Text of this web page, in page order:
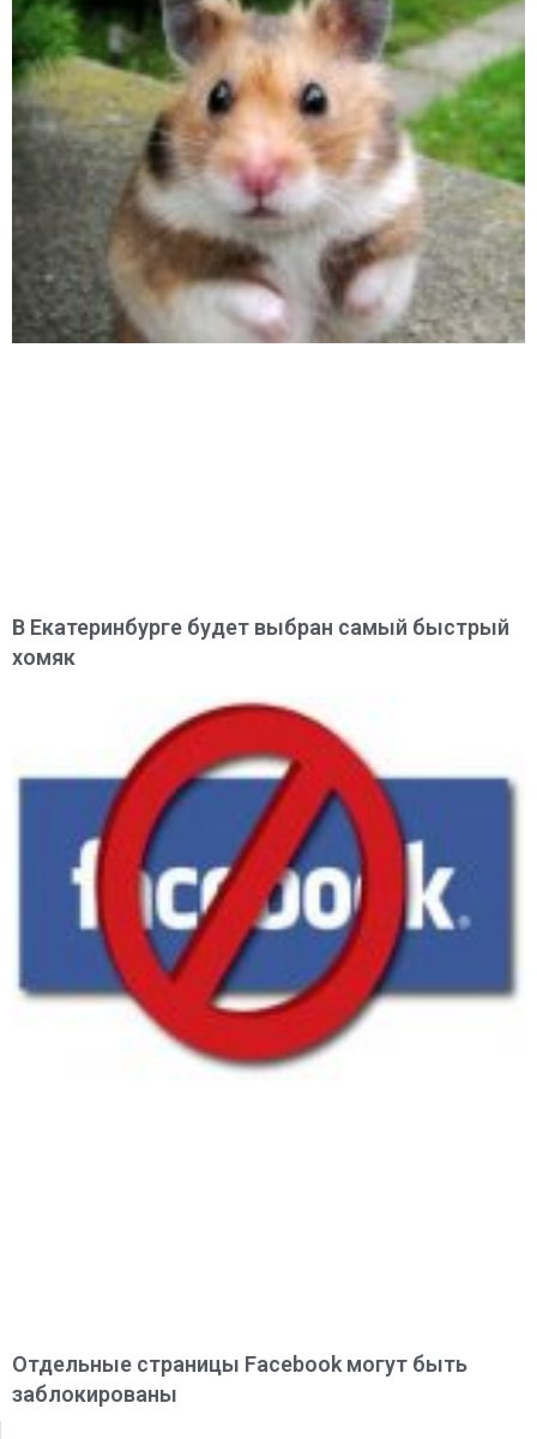
В Екатеринбурге будет выбран самый быстрый
хомяк
Отдельные страницы Facebook могут быть
заблокированы